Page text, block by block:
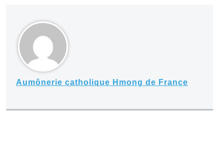
Aumônerie catholique Hmong de France